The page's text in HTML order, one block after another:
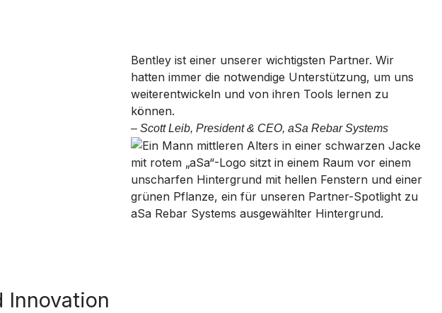
Bentley ist einer unserer wichtigsten Partner. Wir
hatten immer die notwendige Unterstützung, um uns
weiterentwickeln und von ihren Tools lernen zu
können.
– Scott Leib, President & CEO, aSa Rebar Systems
Innovation